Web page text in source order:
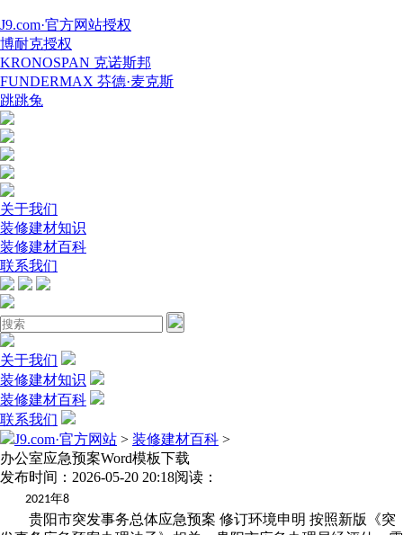
J9.com·官方网站授权
博耐克授权
KRONOSPAN 克诺斯邦
FUNDERMAX 芬德·麦克斯
跳跳兔
关于我们
装修建材知识
装修建材百科
联系我们
关于我们
装修建材知识
装修建材百科
联系我们
J9.com·官方网站 > 装修建材百科 >
办公室应急预案Word模板下载
发布时间：2026-05-20 20:18阅读：
2021年8
贵阳市突发事务总体应急预案 修订环境申明 按照新版《突